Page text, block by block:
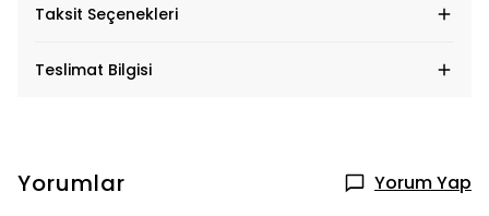
Taksit Seçenekleri
Teslimat Bilgisi
Yorumlar Yorum Yap